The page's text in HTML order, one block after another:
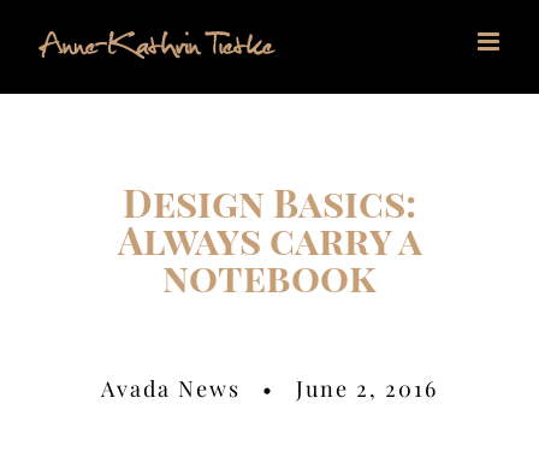
Inhalt
springen
Design Basics:
Always carry a
notebook
Avada News • June 2, 2016